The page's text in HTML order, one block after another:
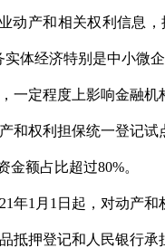
产和相关权利信息，
体经济特别是中小微
定程度上影响金融机
和权利担保统一登记
额占比超过80%。
1月1日起，对动产和
抵押登记和人民银行